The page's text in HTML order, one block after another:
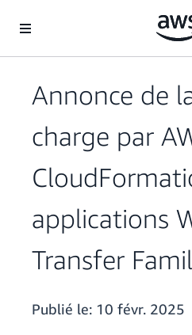
Annonce de
charge par
applications
Transfer
Publié le: 10 févr. 2025